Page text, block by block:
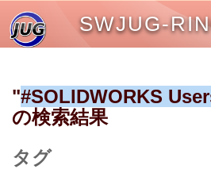
SWJUG-
"#SOLIDWORKS
の検索結果
タグ